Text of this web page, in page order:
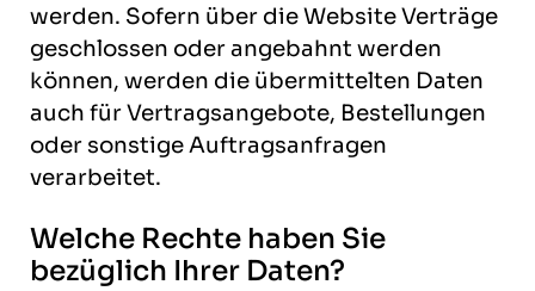
werden. Sofern über die Website Verträge
geschlossen oder angebahnt werden
können, werden die übermittelten Daten
auch für Vertragsangebote, Bestellungen
oder sonstige Auftragsanfragen
verarbeitet.
Welche Rechte haben Sie
bezüglich Ihrer Daten?